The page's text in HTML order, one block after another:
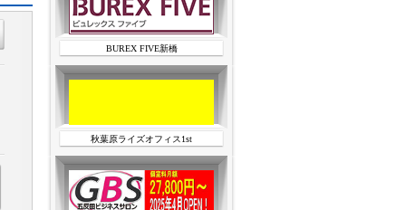
BUREX FIVE新橋
秋葉原ライズオフィス1st